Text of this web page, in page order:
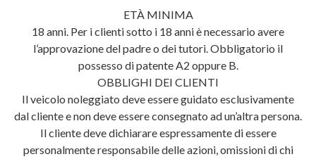
ETÀ MINIMA
18 anni. Per i clienti sotto i 18 anni è necessario avere
l’approvazione del padre o dei tutori. Obbligatorio il
possesso di patente A2 oppure B.
OBBLIGHI DEI CLIENTI
Il veicolo noleggiato deve essere guidato esclusivamente
dal cliente e non deve essere consegnato ad un’altra persona.
Il cliente deve dichiarare espressamente di essere
personalmente responsabile delle azioni, omissioni di chi